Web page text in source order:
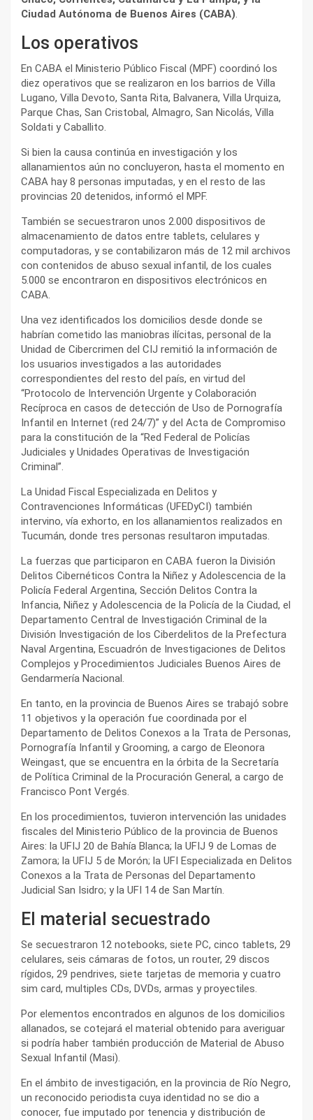
Ciudad Autónoma de Buenos Aires (CABA).
Los operativos
En CABA el Ministerio Público Fiscal (MPF) coordinó los
diez operativos que se realizaron en los barrios de Villa
Lugano, Villa Devoto, Santa Rita, Balvanera, Villa Urquiza,
Parque Chas, San Cristobal, Almagro, San Nicolás, Villa
Soldati y Caballito.
Si bien la causa continúa en investigación y los
allanamientos aún no concluyeron, hasta el momento en
CABA hay 8 personas imputadas, y en el resto de las
provincias 20 detenidos, informó el MPF.
También se secuestraron unos 2.000 dispositivos de
almacenamiento de datos entre tablets, celulares y
computadoras, y se contabilizaron más de 12 mil archivos
con contenidos de abuso sexual infantil, de los cuales
5.000 se encontraron en dispositivos electrónicos en
CABA.
Una vez identificados los domicilios desde donde se
habrían cometido las maniobras ilícitas, personal de la
Unidad de Cibercrimen del CIJ remitió la información de
los usuarios investigados a las autoridades
correspondientes del resto del país, en virtud del
“Protocolo de Intervención Urgente y Colaboración
Recíproca en casos de detección de Uso de Pornografía
Infantil en Internet (red 24/7)” y del Acta de Compromiso
para la constitución de la “Red Federal de Policías
Judiciales y Unidades Operativas de Investigación
Criminal”.
La Unidad Fiscal Especializada en Delitos y
Contravenciones Informáticas (UFEDyCI) también
intervino, vía exhorto, en los allanamientos realizados en
Tucumán, donde tres personas resultaron imputadas.
La fuerzas que participaron en CABA fueron la División
Delitos Cibernéticos Contra la Niñez y Adolescencia de la
Policía Federal Argentina, Sección Delitos Contra la
Infancia, Niñez y Adolescencia de la Policía de la Ciudad, el
Departamento Central de Investigación Criminal de la
División Investigación de los Ciberdelitos de la Prefectura
Naval Argentina, Escuadrón de Investigaciones de Delitos
Complejos y Procedimientos Judiciales Buenos Aires de
Gendarmería Nacional.
En tanto, en la provincia de Buenos Aires se trabajó sobre
11 objetivos y la operación fue coordinada por el
Departamento de Delitos Conexos a la Trata de Personas,
Pornografía Infantil y Grooming, a cargo de Eleonora
Weingast, que se encuentra en la órbita de la Secretaría
de Política Criminal de la Procuración General, a cargo de
Francisco Pont Vergés.
En los procedimientos, tuvieron intervención las unidades
fiscales del Ministerio Público de la provincia de Buenos
Aires: la UFIJ 20 de Bahía Blanca; la UFIJ 9 de Lomas de
Zamora; la UFIJ 5 de Morón; la UFI Especializada en Delitos
Conexos a la Trata de Personas del Departamento
Judicial San Isidro; y la UFI 14 de San Martín.
El material secuestrado
Se secuestraron 12 notebooks, siete PC, cinco tablets, 29
celulares, seis cámaras de fotos, un router, 29 discos
rígidos, 29 pendrives, siete tarjetas de memoria y cuatro
sim card, multiples CDs, DVDs, armas y proyectiles.
Por elementos encontrados en algunos de los domicilios
allanados, se cotejará el material obtenido para averiguar
si podría haber también producción de Material de Abuso
Sexual Infantil (Masi).
En el ámbito de investigación, en la provincia de Río Negro,
un reconocido periodista cuya identidad no se dio a
conocer, fue imputado por tenencia y distribución de